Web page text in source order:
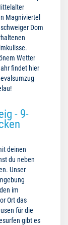
Magniviertel
Dom
Wetter
findet hier
- 9-
deinen
du neben
Unser
im
Ort das
für die
gibt es